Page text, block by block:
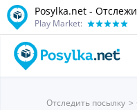
Posylka.net -
Play Market:
Отследить посылку